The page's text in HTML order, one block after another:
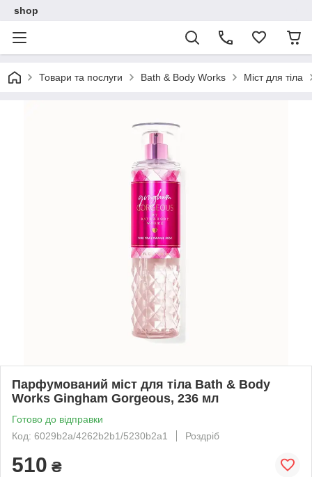
shop
Товари та послуги Bath & Body Works Міст для тіла
Парфумований міст для тіла Bath & Body
Works Gingham Gorgeous, 236 мл
Готово до відправки
Код: 6029b2a/4262b2b1/5230b2a1
Роздріб
510 ₴